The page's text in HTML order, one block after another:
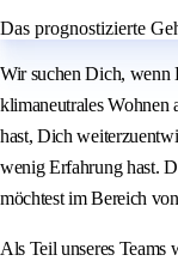
Das prognostizierte
Wir suchen Dich, wenn
klimaneutrales Wohnen
hast, Dich
wenig Erfahrung hast.
möchtest im Bereich
Als Teil unseres Teams